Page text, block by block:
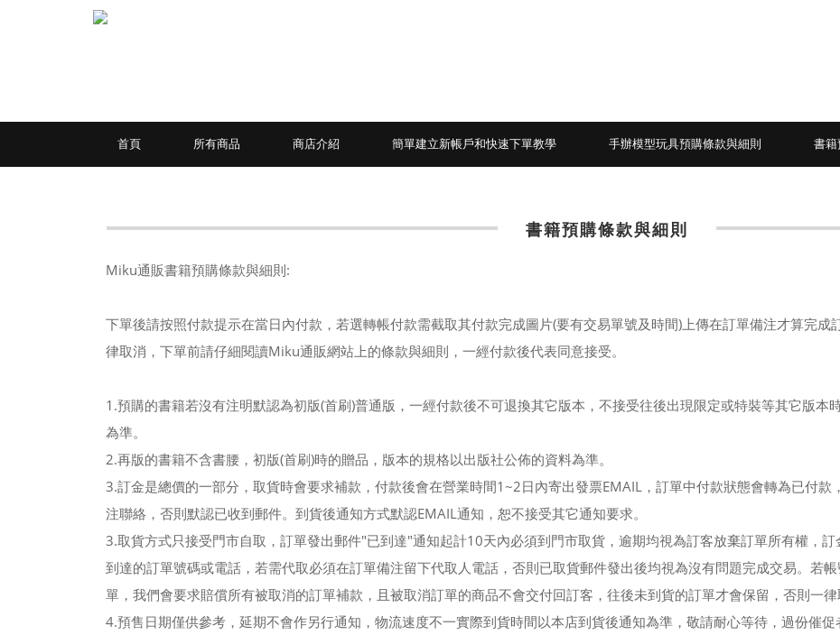
首頁 所有商品 商店介紹 簡單建立新帳戶和快速下單教學 手辦模型玩具預購條款與細則 書
書籍預購條款與細則
Miku通販書籍預購條款與細則:
下單後請按照付款提示在當日內付款，若選轉帳付款需截取其付款完成圖片(要有交易單號及時間)上傳在訂單備注才算完
律取消，下單前請仔細閱讀Miku通販網站上的條款與細則，一經付款後代表同意接受。
1.預購的書籍若沒有注明默認為初版(首刷)普通版，一經付款後不可退換其它版本，不接受往後出現限定或特裝等其它版本
為準。
2.再版的書籍不含書腰，初版(首刷)時的贈品，版本的規格以出版社公佈的資料為準。
3.訂金是總價的一部分，取貨時會要求補款，付款後會在營業時間1~2日內寄出發票EMAIL，訂單中付款狀態會轉為已付
注聯絡，否則默認已收到郵件。到貨後通知方式默認EMAIL通知，恕不接受其它通知要求。
3.取貨方式只接受門市自取，訂單發出郵件"已到達"通知起計10天內必須到門市取貨，逾期均視為訂客放棄訂單所有權，
到達的訂單號碼或電話，若需代取必須在訂單備注留下代取人電話，否則已取貨郵件發出後均視為沒有問題完成交易。若
單，我們會要求賠償所有被取消的訂單補款，且被取消訂單的商品不會交付回訂客，往後未到貨的訂單才會保留，否則一律
4.預售日期僅供參考，延期不會作另行通知，物流速度不一實際到貨時間以本店到貨後通知為準，敬請耐心等待，過份催促